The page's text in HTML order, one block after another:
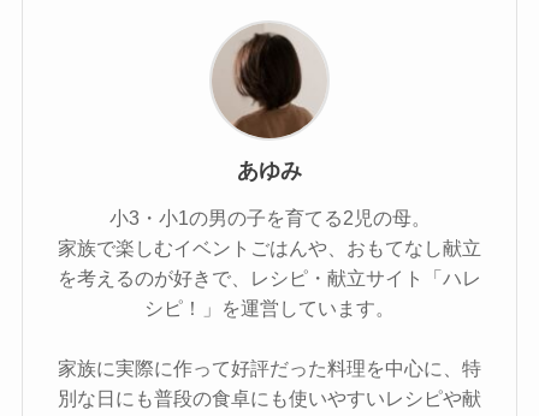
あゆみ
小3・小1の男の子を育てる2児の母。
家族で楽しむイベントごはんや、おもてなし献立
を考えるのが好きで、レシピ・献立サイト「ハレ
シピ！」を運営しています。
家族に実際に作って好評だった料理を中心に、特
別な日にも普段の食卓にも使いやすいレシピや献